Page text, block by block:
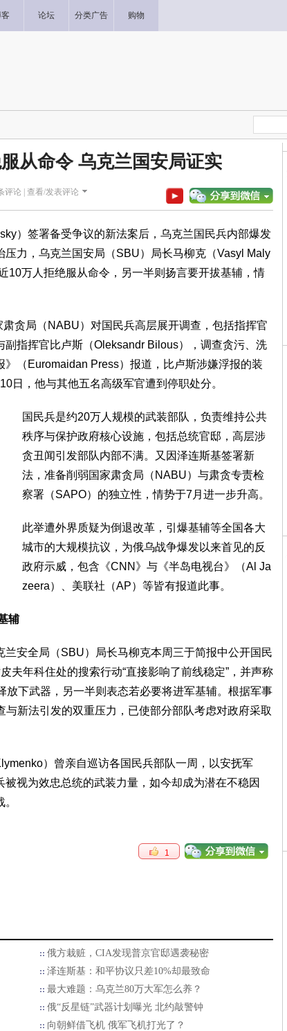
论坛 分类广告 购物
从命令 乌克兰国安局证实
评论 | 查看/发表评论
）签署备受争议的新法案后，乌克兰国民兵内部爆发
力，乌克兰国安局（SBU）局长马柳克（Vasyl Maly
10万人拒绝服从命令，另一半则扬言要开拔基辅，情
贪局（NABU）对国民兵高层展开调查，包括指挥官
指挥官比卢斯（Oleksandr Bilous），调查贪污、洗
（Euromaidan Press）报道，比卢斯涉嫌浮报的装
日，他与其他五名高级军官遭到停职处分。
国民兵是约20万人规模的武装部队，负责维持公共
秩序与保护政府核心设施，包括总统官邸，高层涉
贪丑闻引发部队内部不满。又因泽连斯基签署新
法，准备削弱国家肃贪局（NABU）与肃贪专责检
察署（SAPO）的独立性，情势于7月进一步升高。
此举遭外界质疑为倒退改革，引爆基辅等全国各大
城市的大规模抗议，为俄乌战争爆发以来首见的反
政府示威，包含《CNN》与《半岛电视台》（Al Ja
zeera）、美联社（AP）等皆有报道此事。
辅
安全局（SBU）局长马柳克本周三于简报中公开国民
夫年科住处的搜索行动“直接影响了前线稳定”，并声称
放下武器，另一半则表态若必要将进军基辅。根据军事
新法引发的双重压力，已使部分部队考虑对政府采取
）曾亲自巡访各国民兵部队一周，以安抚军
视为效忠总统的武装力量，如今却成为潜在不稳因
1
俄方栽赃，CIA发现普京官邸遇袭秘密
泽连斯基：和平协议只差10%却最致命
最大难题：乌克兰80万大军怎么养？
俄“反星链”武器计划曝光 北约敲警钟
向朝鲜借飞机 俄军飞机打光了？